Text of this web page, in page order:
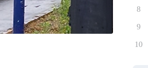
8
9
10